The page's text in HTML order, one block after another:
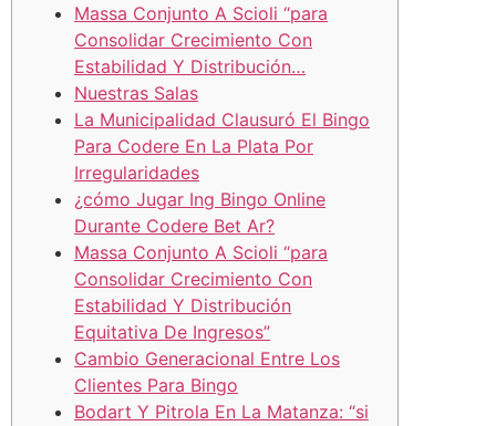
Massa Conjunto A Scioli “para
Consolidar Crecimiento Con
Estabilidad Y Distribución…
Nuestras Salas
La Municipalidad Clausuró El Bingo
Para Codere En La Plata Por
Irregularidades
¿cómo Jugar Ing Bingo Online
Durante Codere Bet Ar?
Massa Conjunto A Scioli “para
Consolidar Crecimiento Con
Estabilidad Y Distribución
Equitativa De Ingresos”
Cambio Generacional Entre Los
Clientes Para Bingo
Bodart Y Pitrola En La Matanza: “si